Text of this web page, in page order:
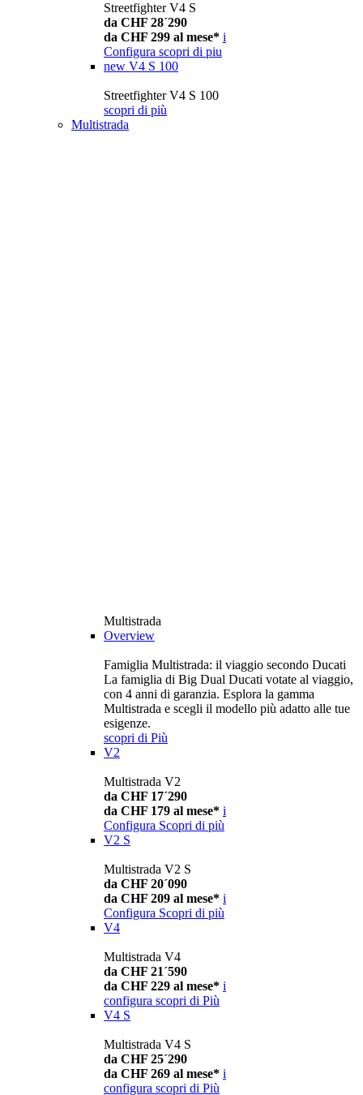
Streetfighter V4 S
da CHF 28´290
da CHF 299 al mese* i
Configura scopri di piu
new V4 S 100
Streetfighter V4 S 100
scopri di più
Multistrada
Multistrada
Overview
Famiglia Multistrada: il viaggio secondo Ducati
La famiglia di Big Dual Ducati votate al viaggio,
con 4 anni di garanzia. Esplora la gamma
Multistrada e scegli il modello più adatto alle tue
esigenze.
scopri di Più
V2
Multistrada V2
da CHF 17´290
da CHF 179 al mese* i
Configura Scopri di più
V2 S
Multistrada V2 S
da CHF 20´090
da CHF 209 al mese* i
Configura Scopri di più
V4
Multistrada V4
da CHF 21´590
da CHF 229 al mese* i
configura scopri di Più
V4 S
Multistrada V4 S
da CHF 25´290
da CHF 269 al mese* i
configura scopri di Più